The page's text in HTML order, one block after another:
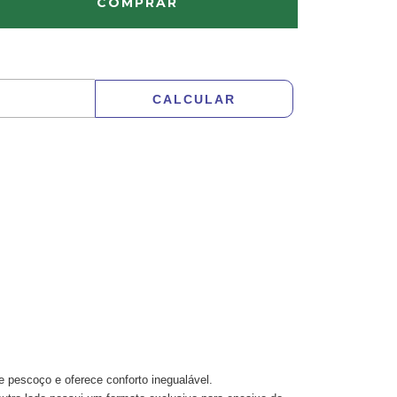
CALCULAR
pescoço e oferece conforto inegualável.